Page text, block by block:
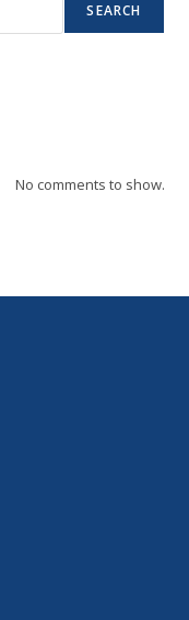
SEARCH
No comments to show.